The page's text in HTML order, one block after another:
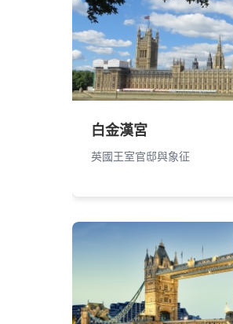
白金漢宮
英國王室官邸與象征